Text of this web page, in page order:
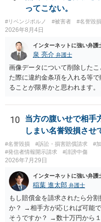
ってこない。
#リベンジポルノ #被害者 #名誉毀損
2026年8月4日
インターネットに強い弁護
泉 亮介 弁護士
画像データについて削除した
た際に違約金条項を入れる等
ることが限界かと思われます
除等を求めることは避けたほ
10
当方の腹いせで相手
しまい名誉毀損させ
#名誉毀損 #訴訟・損害賠償請求 #
#発信者情報開示請求
#誹謗中傷
2026年7月29日
インターネットに強い弁護
稲葉 進太郎 弁護士
もし賠償金を請求されたら分
か？ →相手方が応じれば可能
そうですか？ →数十万円から